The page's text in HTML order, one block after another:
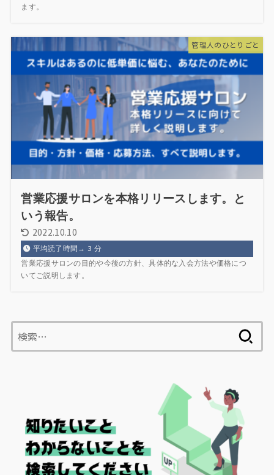
ます。
管理人のひとりごと
営業応援サロンを本格リリースします。と
いう報告。
2022.10.10
平均読了時間→ 3 分
営業応援サロンの目的や今後の方針、具体的な入会方法や価格につ
いてご説明します。
索: